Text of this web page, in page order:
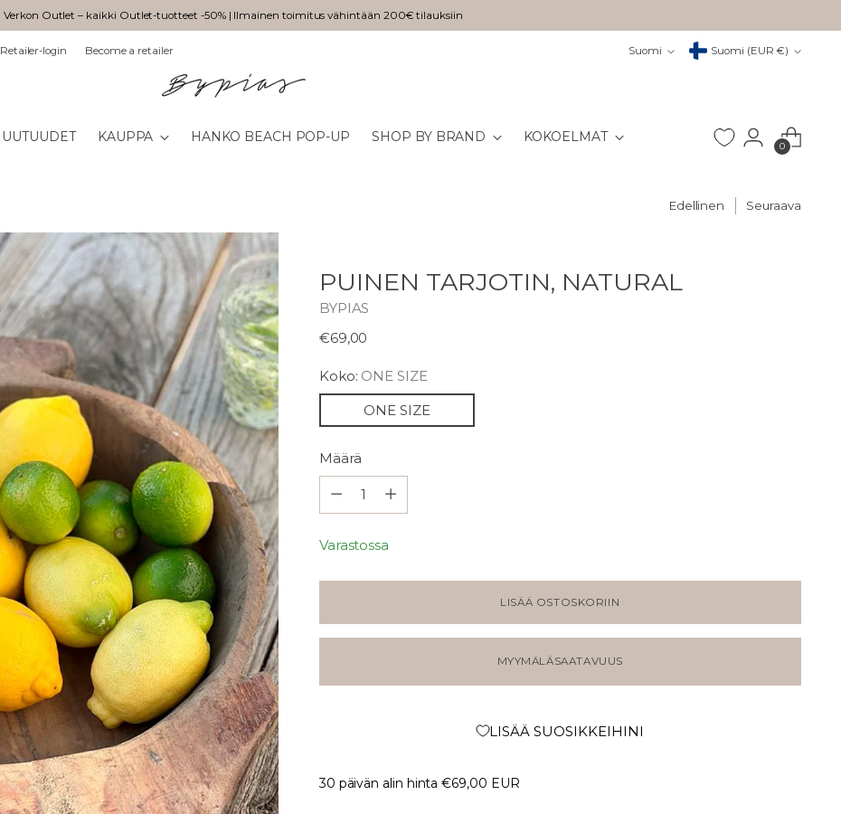
Verkon Outlet – kaikki Outlet-tuotteet -50% | Ilmainen toimitus vähintään 200€ tilauksiin
Retailer-login Become a retailer Suomi Valuutta Suomi (EUR €)
UUTUUDET KAUPPA HANKO BEACH POP-UP SHOP BY BRAND KOKOELMAT
0
Edellinen Seuraava
PUINEN TARJOTIN, NATURAL
BYPIAS
Normaali
€69,00
Koko: ONE SIZE
ONE SIZE
Määrä
Määrä
Varastossa
LISÄÄ OSTOSKORIIN
MYYMÄLÄSAATAVUUS
LISÄÄ SUOSIKKEIHINI
30 päivän alin hinta €69,00 EUR